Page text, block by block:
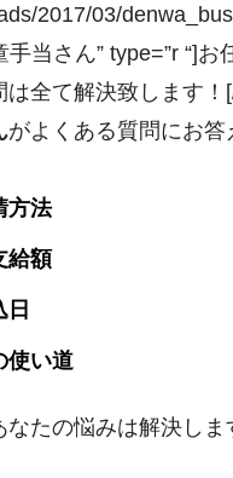
2017/03/
手当さん” type=”r “]お
は全て解決致します！
がよくある質問にお答
方法
給額
日
使い道
たの悩みは解決しま